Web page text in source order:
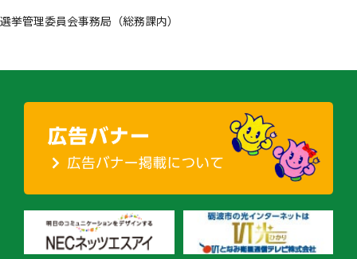
選挙管理委員会事務局（総務課内）